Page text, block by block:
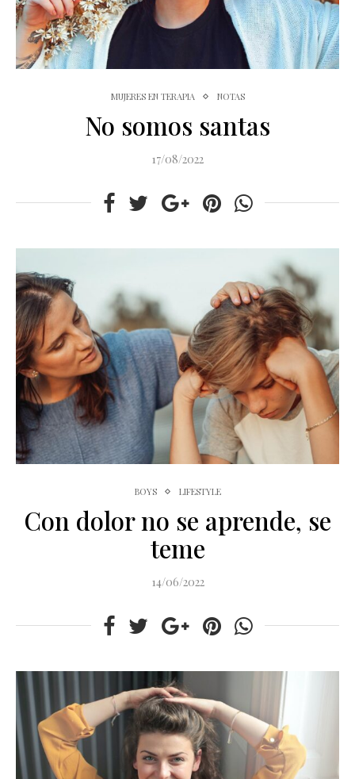
MUJERES EN TERAPIA NOTAS
No somos santas
17/08/2022
BOYS LIFESTYLE
Con dolor no se aprende, se
teme
14/06/2022